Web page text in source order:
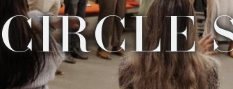
CIRCLE